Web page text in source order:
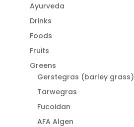
Ayurveda
Drinks
Foods
Fruits
Greens
Gerstegras (barley grass)
Tarwegras
Fucoidan
AFA Algen